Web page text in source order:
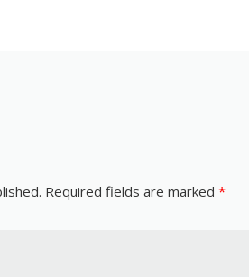
Required fields are marked *